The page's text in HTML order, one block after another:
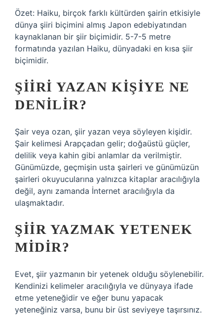
Özet: Haiku, birçok farklı kültürden şairin etkisiyle
dünya şiiri biçimini almış Japon edebiyatından
kaynaklanan bir şiir biçimidir. 5-7-5 metre
formatında yazılan Haiku, dünyadaki en kısa şiir
biçimidir.
ŞIIRI YAZAN KIŞIYE NE
DENILIR?
Şair veya ozan, şiir yazan veya söyleyen kişidir.
Şair kelimesi Arapçadan gelir; doğaüstü güçler,
delilik veya kahin gibi anlamlar da verilmiştir.
Günümüzde, geçmişin usta şairleri ve günümüzün
şairleri okuyucularına yalnızca kitaplar aracılığıyla
değil, aynı zamanda İnternet aracılığıyla da
ulaşmaktadır.
ŞIIR YAZMAK YETENEK
MIDIR?
Evet, şiir yazmanın bir yetenek olduğu söylenebilir.
Kendinizi kelimeler aracılığıyla ve dünyaya ifade
etme yeteneğidir ve eğer bunu yapacak
yeteneğiniz varsa, bunu bir üst seviyeye taşırsınız.